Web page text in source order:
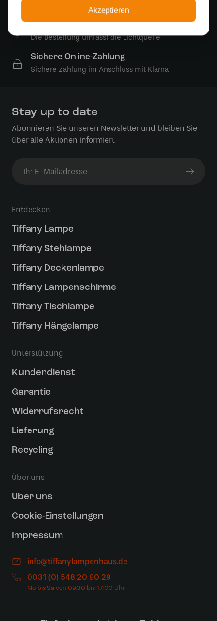
Kostenloser Versand in Deutschland ab 99 €
Kostenlose Lichtquellen
Die Bestellung umfasst die Lichtquelle
Sichere Online-Zahlung
Sichere Zahlung im Anschluss mit Klarna
Stay up to date
Abonnieren Sie unseren Newsletter und bleiben Sie
über alle Aktionen informiert.
Entdecken
Tiffany Lampe
Tiffany Stehlampe
Tiffany Deckenlampe
Tiffany Lampenschirme
Tiffany Tischlampe
Tiffany Hängelampe
Unterstützung
Kundendienst
Garantie
Widerrufsrecht
Lieferung
Recycling
Über uns
Uber uns
Cookie-Einstellungen
Impressum
info@tiffanylampenhaus.de
0031 (0) 548 20 90 29
Akzeptieren